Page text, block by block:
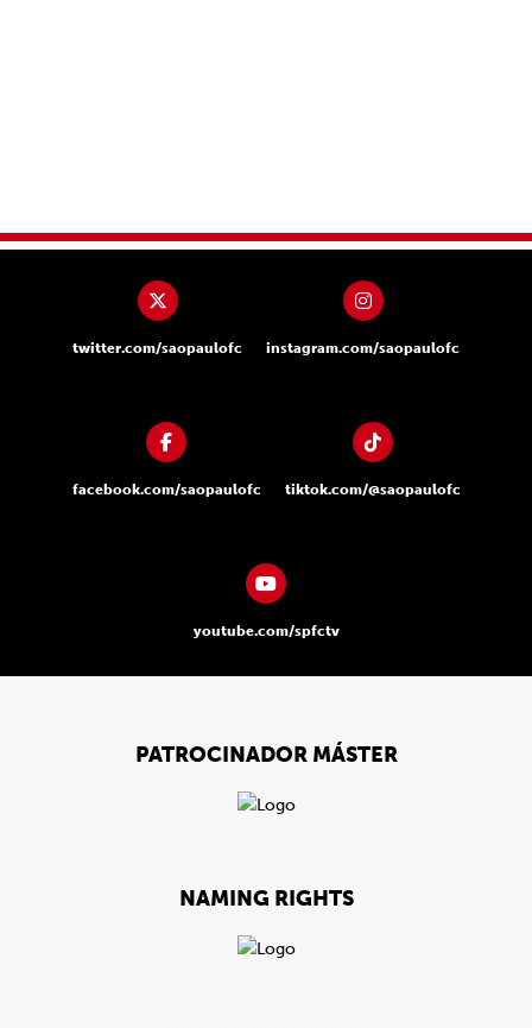
twitter.com/saopaulofc instagram.com/saopaulofc
facebook.com/saopaulofc tiktok.com/@saopaulofc
youtube.com/spfctv
PATROCINADOR MÁSTER
NAMING RIGHTS